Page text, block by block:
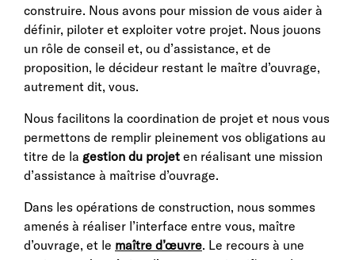
construire. Nous avons pour mission de vous aider à
définir, piloter et exploiter votre projet. Nous jouons
un rôle de conseil et, ou d’assistance, et de
proposition, le décideur restant le maître d’ouvrage,
autrement dit, vous.
Nous facilitons la coordination de projet et nous vous
permettons de remplir pleinement vos obligations au
titre de la gestion du projet en réalisant une mission
d’assistance à maîtrise d’ouvrage.
Dans les opérations de construction, nous sommes
amenés à réaliser l’interface entre vous, maître
d’ouvrage, et le maître d’œuvre. Le recours à une